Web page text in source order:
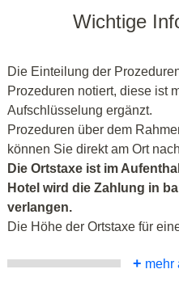
Wichtige
Die Einteilung der
Prozeduren notiert, diese ist
Aufschlüsselung ergänzt.
Prozeduren über dem
können Sie direkt am Ort
Die Ortstaxe ist im
Hotel wird die Zahlung in
verlangen.
Die Höhe der Ortstaxe für
+ mehr